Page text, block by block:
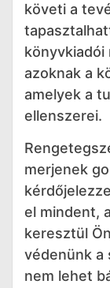
követi a
könyvkiadói
azoknak a
amelyek a
ellenszerei.
merjenek
el mindent,
keresztül
védenünk a
nem lehet